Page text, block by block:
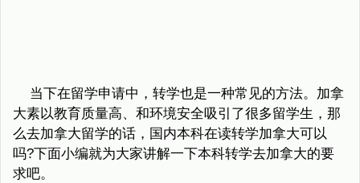
当下在留学申请中，转学也是一种常见的方法。加拿
大素以教育质量高、和环境安全吸引了很多留学生，那
么去加拿大留学的话，国内本科在读转学加拿大可以
吗?下面小编就为大家讲解一下本科转学去加拿大的要
求吧。